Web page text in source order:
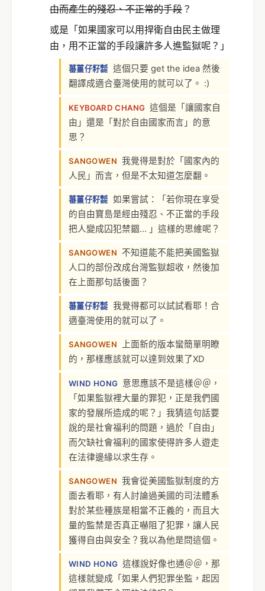
由而產生的殘忍、不正常的手段 ？
或是「如果國家可以用捍衛自由民主做理
由，用不正當的手段讓許多人進監獄呢？」
蕃薑仔籽㍿ 這個只要 get the idea 然後
翻譯成適合臺灣使用的就可以了。 :)
KEYBOARD CHANG 這個是「讓國家自
由」還是「對於自由國家而言」的意
思？
SANGOWEN 我覺得是對於「國家內的
人民」而言，但是不太知道怎麼翻。
蕃薑仔籽㍿ 如果嘗試：「若你現在享受
的自由寶島是經由殘忍、不正當的手段
把人變成囚犯禁錮... 」這樣的思維呢？
SANGOWEN 不知道能不能把美國監獄
人口的部份改成台灣監獄超收，然後加
在上面那句話後面？
蕃薑仔籽㍿ 我覺得都可以試試看耶！合
適臺灣使用的就可以了。
SANGOWEN
上面新的版本蠻簡單明瞭
的，那樣應該就可以達到效果了XD
WIND HONG 意思應該不是這樣＠＠，
「如果監獄裡大量的罪犯，正是我們國
家的發展所造成的呢？」我猜這句話要
說的是社會福利的問題，過於「自由」
而欠缺社會福利的國家使得許多人遊走
在法律邊緣以求生存。
SANGOWEN 我會從美國監獄制度的方
面去看耶，有人討論過美國的司法體系
對於某些種族是相當不正義的，而且大
量的監禁是否真正嚇阻了犯罪，讓人民
獲得自由與安全？我以為他是問這個。
WIND HONG 這樣說好像也通＠＠，那
這樣就變成「如果人們犯罪坐監，起因